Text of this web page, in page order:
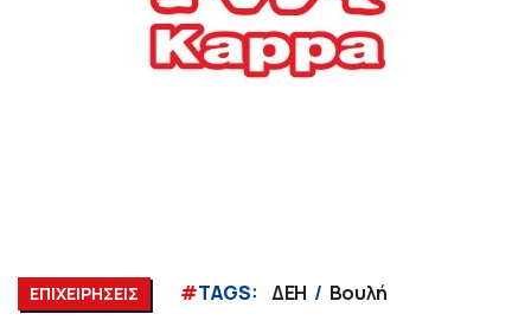
ΕΠΙΧΕΙΡΗΣΕΙΣ #TAGS: ΔΕΗ Βουλή